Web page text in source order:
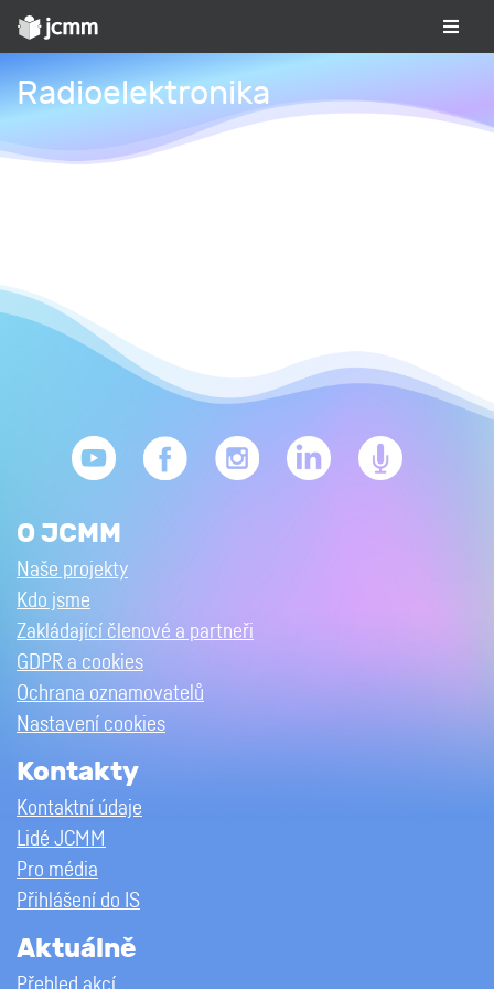
Radioelektronika
O JCMM
Naše projekty
Kdo jsme
Zakládající členové a partneři
GDPR a cookies
Ochrana oznamovatelů
Nastavení cookies
Kontakty
Kontaktní údaje
Lidé JCMM
Pro média
Přihlášení do IS
Aktuálně